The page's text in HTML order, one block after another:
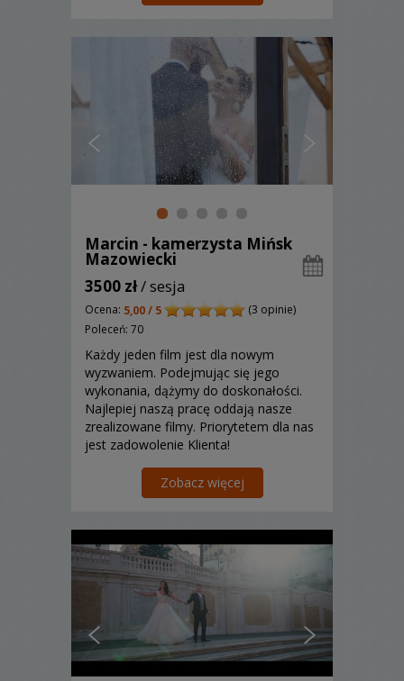
Marcin - kamerzysta Mińsk
Mazowiecki
3500 zł/ sesja
Ocena: 5,00 / 5
(3 opinie)
Poleceń: 70
Każdy jeden film jest dla nowym
wyzwaniem. Podejmując się jego
wykonania, dążymy do doskonałości.
Najlepiej naszą pracę oddają nasze
zrealizowane filmy. Priorytetem dla nas
jest zadowolenie Klienta!
Zobacz więcej